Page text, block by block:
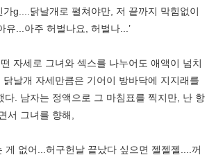
g....닭날개로 펼쳐야만, 저 끝까지 막힘없이
유...아주 허벌나요, 허벌나...’
자세로 그녀와 섹스를 나누어도 애액이 넘치
날개 자세만큼은 기어이 방바닥에 지지래를
다. 남자는 정액으로 그 마침표를 찍지만, 난 항
서 그녀를 향해,
게 없어...허구헌날 끝났다 싶으면 젤젤젤....꺼